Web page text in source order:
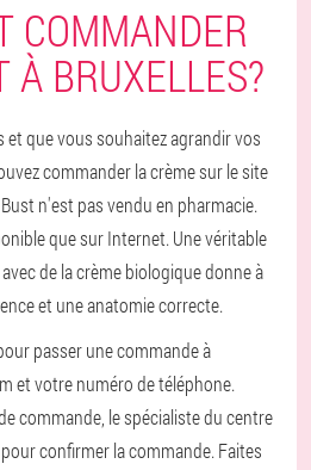
COMMANDER
À BRUXELLES?
et que vous souhaitez agrandir vos
commander la crème sur le site
n'est pas vendu en pharmacie.
que sur Internet. Une véritable
de la crème biologique donne à
et une anatomie correcte.
passer une commande à
et votre numéro de téléphone.
commande, le spécialiste du centre
confirmer la commande. Faites